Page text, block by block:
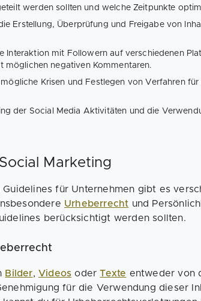
werden sollten und welche Zeitpunkte
Erstellung, Überprüfung und Freigabe von
Interaktion mit Followern auf verschiedenen
möglichen negativen Kommentaren.
Krisen und Festlegen von Verfahren für
der Social Media Aktivitäten und die
Marketing
für Unternehmen gibt es
Urheberrecht und
berücksichtigt werden sollten.
Bilder,Videos oderTexte entweder von
für die Verwendung dieser